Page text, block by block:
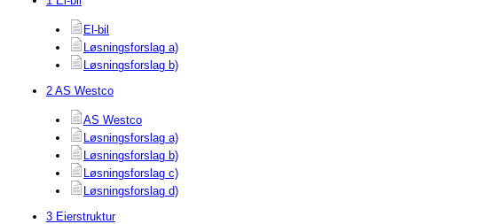
El-bil
Løsningsforslag a)
Løsningsforslag b)
2 AS Westco
AS Westco
Løsningsforslag a)
Løsningsforslag b)
Løsningsforslag c)
Løsningsforslag d)
3 Eierstruktur